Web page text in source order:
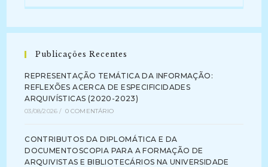
Da
Arquivos
Publicações Recentes
REPRESENTAÇÃO TEMÁTICA DA INFORMAÇÃO:
REFLEXÕES ACERCA DE ESPECIFICIDADES
ARQUIVÍSTICAS (2020-2023)
03/08/2026 / 0 COMENTÁRIO
CONTRIBUTOS DA DIPLOMÁTICA E DA
DOCUMENTOSCOPIA PARA A FORMAÇÃO DE
ARQUIVISTAS E BIBLIOTECÁRIOS NA UNIVERSIDADE